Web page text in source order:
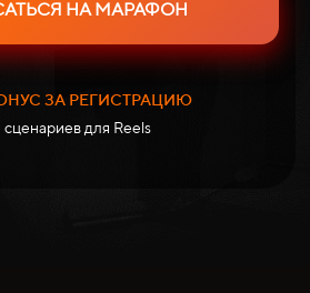
НА МАРАФОН
ЗА РЕГИСТРАЦИЮ
сценариев для Reels